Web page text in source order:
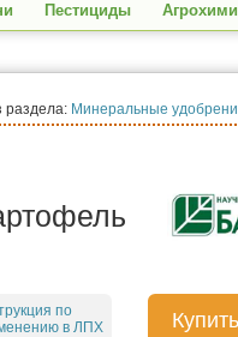
Пестициды
раздела: Минеральные
по
в ЛПХ
Купить